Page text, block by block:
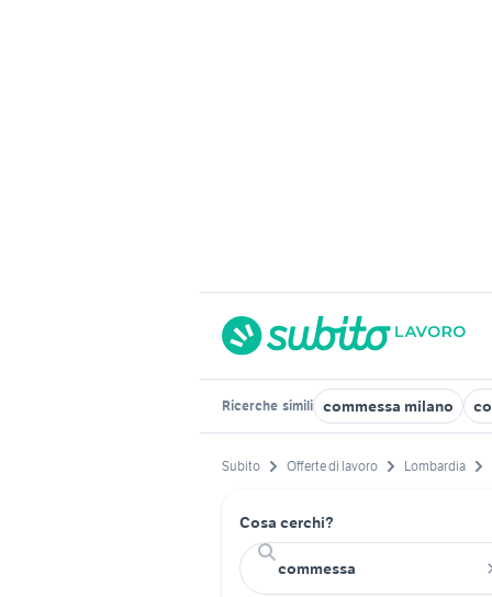
Ricerche simili commessa milano
Subito Offerte di lavoro Lombardia
Cosa cerchi?